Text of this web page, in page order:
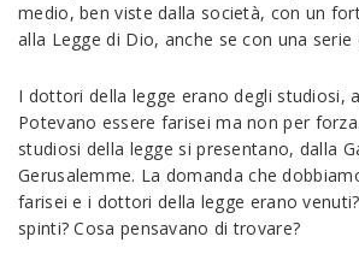
medio, ben viste dalla società, con un
alla Legge di Dio, anche se con una serie
I dottori della legge erano degli studiosi,
Potevano essere farisei ma non per
studiosi della legge si presentano, dalla
Gerusalemme. La domanda che
farisei e i dottori della legge erano
spinti? Cosa pensavano di trovare?